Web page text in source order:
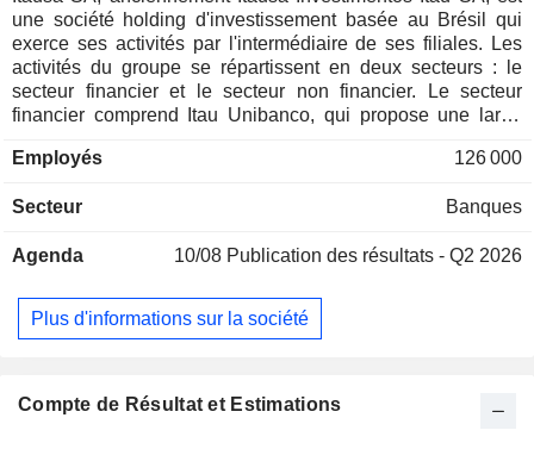
une société holding d'investissement basée au Brésil qui
exerce ses activités par l'intermédiaire de ses filiales. Les
activités du groupe se répartissent en deux secteurs : le
secteur financier et le secteur non financier. Le secteur
financier comprend Itau Unibanco, qui propose une large
bancaires à une clientèle diversifiée, dans trois segments
activités liées au marché et aux entreprises. Le secteur non
publics d'assainissement de base, ainsi que Dexco, qui
de construction. Itausa SA est présente dans plus de 50
pays.
Employés 126 000
Secteur Banques
Agenda 10/08 Publication des résultats - Q2 2026
Plus d'informations sur la société
Compte de Résultat et Estimations